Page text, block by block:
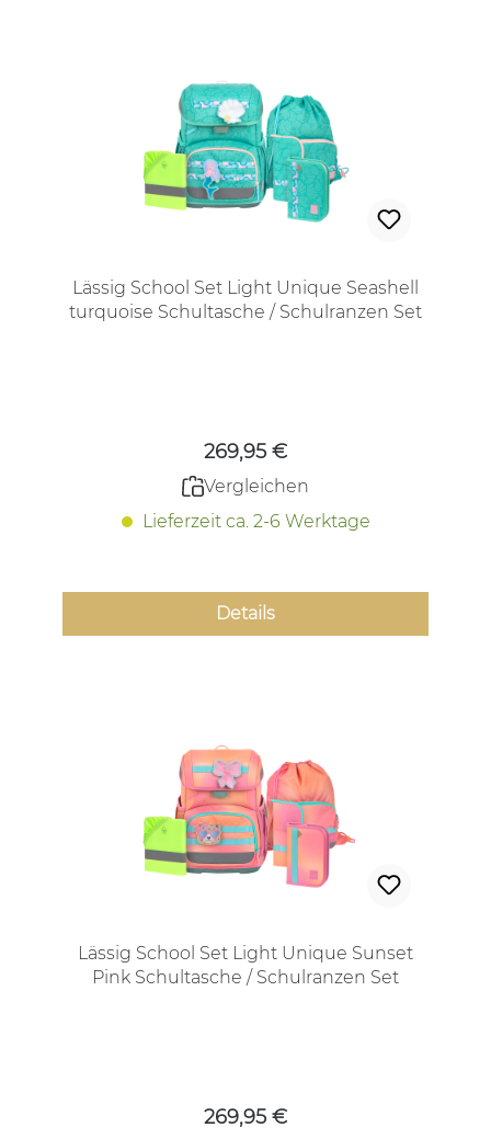
Lässig School Set Light Unique Seashell
turquoise Schultasche / Schulranzen Set
269,95 €
Vergleichen
Lieferzeit ca. 2-6 Werktage
Details
Lässig School Set Light Unique Sunset
Pink Schultasche / Schulranzen Set
269,95 €